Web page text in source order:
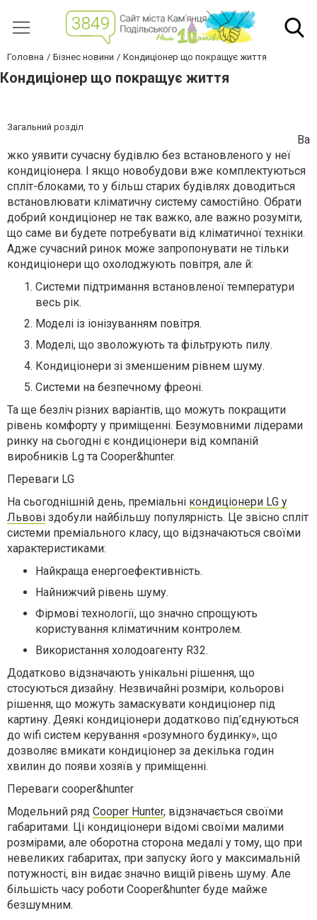
Головна Бізнес новини Кондиціонер що покращує життя
Кондиціонер що покращує життя
Загальний розділ
Ва
жко уявити сучасну будівлю без встановленого у неї
кондиціонера. І якщо новобудови вже комплектуються
спліт-блоками, то у більш старих будівлях доводиться
встановлювати кліматичну систему самостійно. Обрати
добрий кондиціонер не так важко, але важно розуміти,
що саме ви будете потребувати від кліматичної техніки.
Адже сучасний ринок може запропонувати не тільки
кондиціонери що охолоджують повітря, але й:
Системи підтримання встановленої температури
весь рік.
Моделі із іонізуванням повітря.
Моделі, що зволожують та фільтрують пилу.
Кондиціонери зі зменшеним рівнем шуму.
Системи на безпечному фреоні.
Та ще безліч різних варіантів, що можуть покращити
рівень комфорту у приміщенні. Безумовними лідерами
ринку на сьогодні є кондиціонери від компаній
виробників Lg та Cooper&hunter.
Переваги LG
На сьогоднішній день, преміальні кондиціонери LG у
Львові здобули найбільшу популярність. Це звісно спліт
системи преміального класу, що відзначаються своїми
характеристиками:
Найкраща енергоефективність.
Найнижчий рівень шуму.
Фірмові технології, що значно спрощують
користування кліматичним контролем.
Використання холодоагенту R32.
Додатково відзначають унікальні рішення, що
стосуються дизайну. Незвичайні розміри, кольорові
рішення, що можуть замаскувати кондиціонер під
картину. Деякі кондиціонери додатково під’єднуються
до wifi систем керування «розумного будинку», що
дозволяє вмикати кондиціонер за декілька годин
хвилин до появи хозяїв у приміщенні.
Переваги cooper&hunter
Модельний ряд Cooper Hunter, відзначається своїми
габаритами. Ці кондиціонери відомі своїми малими
розмірами, але оборотна сторона медалі у тому, що при
невеликих габаритах, при запуску його у максимальній
потужності, він видає значно вищій рівень шуму. Але
більшість часу роботи Cooper&hunter буде майже
безшумним.